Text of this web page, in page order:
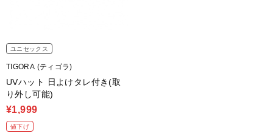
ユニセックス
TIGORA (ティゴラ)
UVハット 日よけタレ付き(取
り外し可能)
¥1,999
値下げ